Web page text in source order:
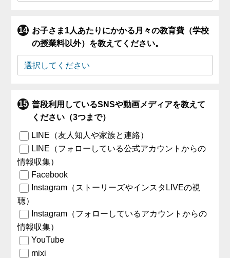
お子さま1人あたりにかかる月々の教育費（学校
の授業料以外）を教えてください。
普段利用しているSNSや動画メディアを教えて
ください（3つまで）
LINE（友人知人や家族と連絡）
LINE（フォローしている公式アカウントからの
情報収集）
Facebook
Instagram（ストーリーズやインスタLIVEの視
聴）
Instagram（フォローしているアカウントからの
情報収集）
YouTube
mixi